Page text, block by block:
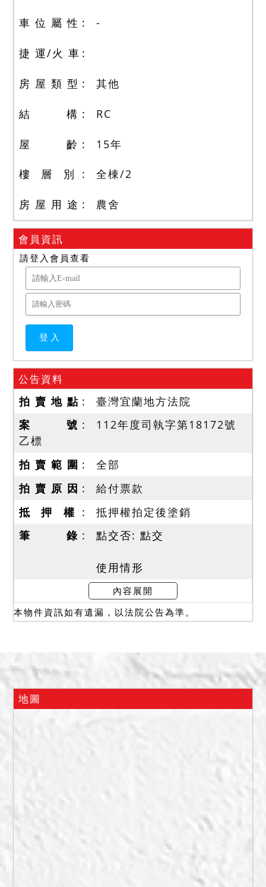
車 位 屬 性 -
捷 運/火 車
房 屋 類 型 其他
結 構 RC
屋 齡 15年
樓 層 別 全棟/2
房 屋 用 途 農舍
會員資訊
請登入會員查看
公告資料
拍 賣 地 點
臺灣宜蘭地方法院
案 號
112年度司執字第18172號
乙標
拍 賣 範 圍
全部
拍 賣 原 因
給付票款
抵 押 權
抵押權拍定後塗銷
筆 錄
點交否: 點交
使用情形
所查封建物屋內已無人居
住，無水電。故，拍定後點
交。
一、上開不動產5宗合併拍
賣，請投標人分別出價。
幣：33,669,000元，以總價
分別拍賣，債務人得到場指
院指定按上開各標順序拍
內容展開
本物件資訊如有遺漏，以法院公告為準。
地圖